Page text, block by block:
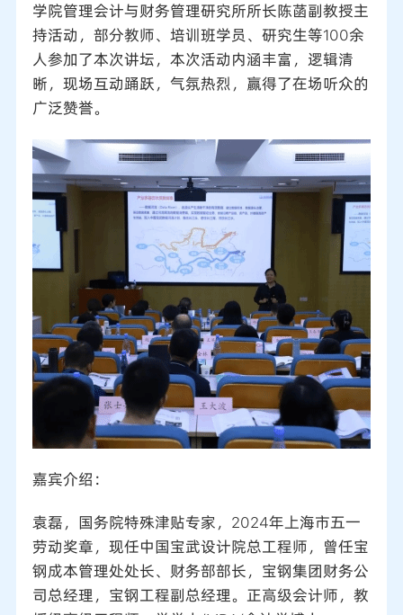
学院管理会计与财务管理研究所所长陈菡副教授主
持活动，部分教师、培训班学员、研究生等100余
人参加了本次讲坛，本次活动内涵丰富，逻辑清
晰，现场互动踊跃，气氛热烈，赢得了在场听众的
广泛赞誉。
嘉宾介绍：
袁磊，国务院特殊津贴专家，2024年上海市五一
劳动奖章，现任中国宝武设计院总工程师，曾任宝
钢成本管理处处长、财务部部长，宝钢集团财务公
司总经理，宝钢工程副总经理。正高级会计师，教